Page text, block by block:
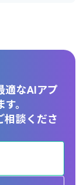
適なAIアプ
。
相談くださ